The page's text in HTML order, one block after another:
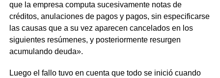
que la empresa computa sucesivamente notas de
créditos, anulaciones de pagos y pagos, sin especificarse
las causas que a su vez aparecen cancelados en los
siguientes resúmenes, y posteriormente resurgen
acumulando deuda».
Luego el fallo tuvo en cuenta que todo se inició cuando